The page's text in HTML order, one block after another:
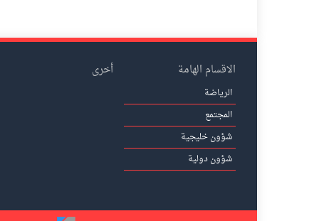
الاقسام الهامة
الرياضة
المجتمع
شؤون خليجية
شؤون دولية
أخرى